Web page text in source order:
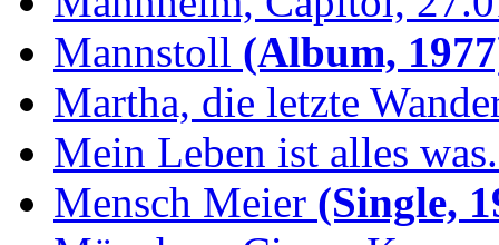
Mannstoll (Album,
Martha, die letzte
Mein Leben ist alles
Mensch Meier (Single,